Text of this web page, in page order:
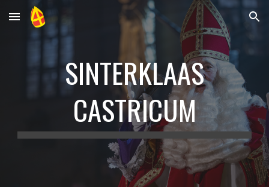
Skip to main content Skip to navigation
SINTERKLAAS
CASTRICUM